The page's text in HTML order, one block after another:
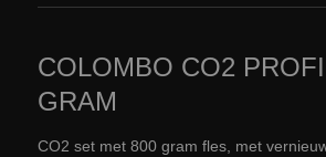
COLOMBO CO2
GRAM
CO2 set met 800 gram fles, met